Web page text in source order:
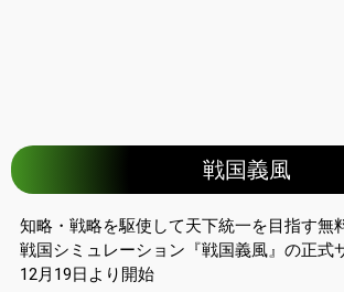
戦国義風
知略・戦略を駆使して天下統一を目指す無
戦国シミュレーション『戦国義風』の正式
12月19日より開始